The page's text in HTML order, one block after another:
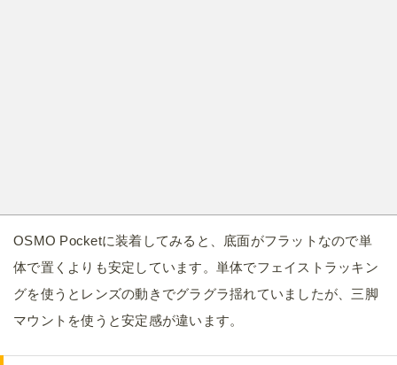
OSMO Pocketに装着してみると、底面がフラットなので単
体で置くよりも安定しています。単体でフェイストラッキン
グを使うとレンズの動きでグラグラ揺れていましたが、三脚
マウントを使うと安定感が違います。